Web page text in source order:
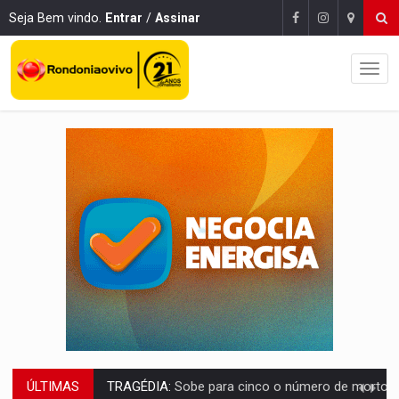
Seja Bem vindo. Entrar / Assinar
ÚLTIMAS TRANSPORTE DE ARROZ:MPF assegura cumprimento da legislação sobre transporte